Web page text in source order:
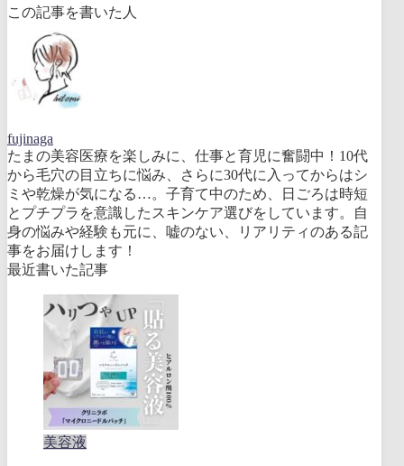
この記事を書いた人
fujinaga
たまの美容医療を楽しみに、仕事と育児に奮闘中！10代
から毛穴の目立ちに悩み、さらに30代に入ってからはシ
ミや乾燥が気になる…。子育て中のため、日ごろは時短
とプチプラを意識したスキンケア選びをしています。自
身の悩みや経験も元に、嘘のない、リアリティのある記
事をお届けします！
最近書いた記事
美容液